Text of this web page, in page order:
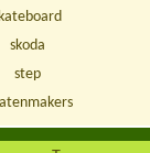
skoda
step